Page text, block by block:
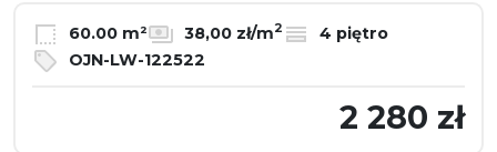
60.00 m² 38,00 zł/m2
4 piętro
OJN-LW-122522
2 280 zł